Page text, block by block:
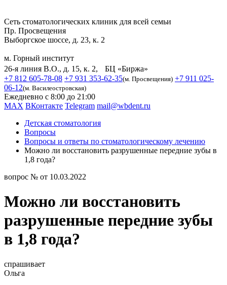
Сеть стоматологических клиник для всей семьи
Пр. Просвещения
Выборгское шоссе, д. 23, к. 2
м. Горный институт
26-я линия В.О., д. 15, к. 2, БЦ «Биржа»
+7 812 605-78-08 +7 931 353-62-35(м. Просвещения) +7 911 025-
06-12(м. Василеостровская)
Ежедневно с 8:00 до 21:00
MAX ВКонтакте Telegram mail@wbdent.ru
Детская стоматология
Вопросы
Вопросы и ответы по стоматологическому лечению
Можно ли восстановить разрушенные передние зубы в
1,8 года?
вопрос № от 10.03.2022
Можно ли восстановить
разрушенные передние зубы
в 1,8 года?
спрашивает
Ольга